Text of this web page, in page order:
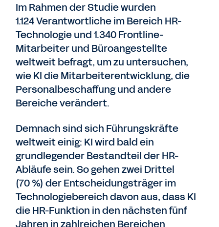
Im Rahmen der Studie wurden
1.124 Verantwortliche im Bereich HR-
Technologie und 1.340 Frontline-
Mitarbeiter und Büroangestellte
weltweit befragt, um zu untersuchen,
wie KI die Mitarbeiterentwicklung, die
Personalbeschaffung und andere
Bereiche verändert.
Demnach sind sich Führungskräfte
weltweit einig: KI wird bald ein
grundlegender Bestandteil der HR-
Abläufe sein. So gehen zwei Drittel
(70 %) der Entscheidungsträger im
Technologiebereich davon aus, dass KI
die HR-Funktion in den nächsten fünf
Jahren in zahlreichen Bereichen